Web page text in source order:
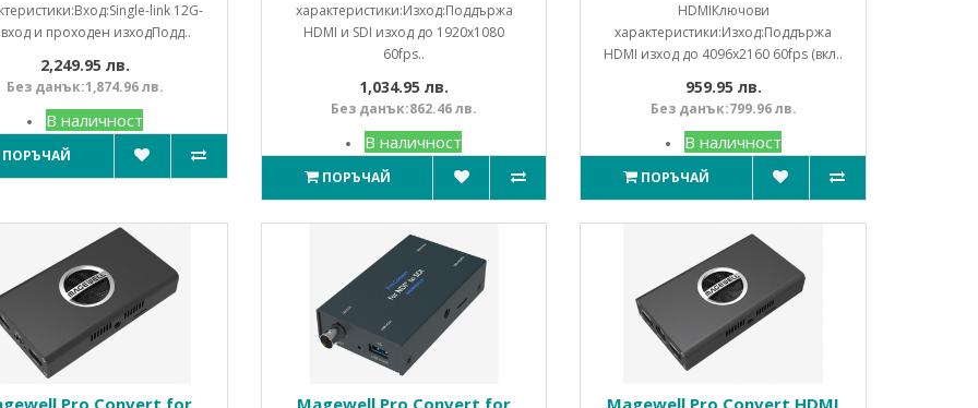
link 12G-
вход и проходен изходПодд..
2,249.95 лв.
Без данък:1,874.96 лв.
В наличност
ПОРЪЧАЙ
характеристики:Изход:Поддържа
HDMI и SDI изход до 1920x1080
60fps..
1,034.95 лв.
Без данък:862.46 лв.
В наличност
ПОРЪЧАЙ
HDMIКлючови
характеристики:Изход:Поддържа
HDMI изход до 4096x2160 60fps (вкл..
959.95 лв.
Без данък:799.96 лв.
В наличност
ПОРЪЧАЙ
Pro Convert for
Magewell Pro Convert for
Magewell Pro Convert HDMI